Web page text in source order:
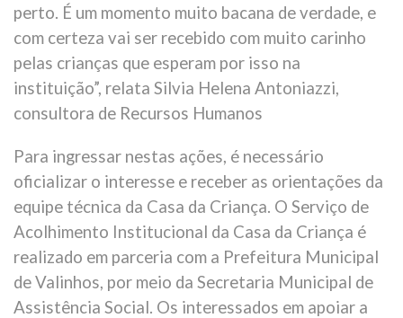
perto. É um momento muito bacana de verdade, e
com certeza vai ser recebido com muito carinho
pelas crianças que esperam por isso na
instituição”, relata Silvia Helena Antoniazzi,
consultora de Recursos Humanos
Para ingressar nestas ações, é necessário
oficializar o interesse e receber as orientações da
equipe técnica da Casa da Criança. O Serviço de
Acolhimento Institucional da Casa da Criança é
realizado em parceria com a Prefeitura Municipal
de Valinhos, por meio da Secretaria Municipal de
Assistência Social. Os interessados em apoiar a